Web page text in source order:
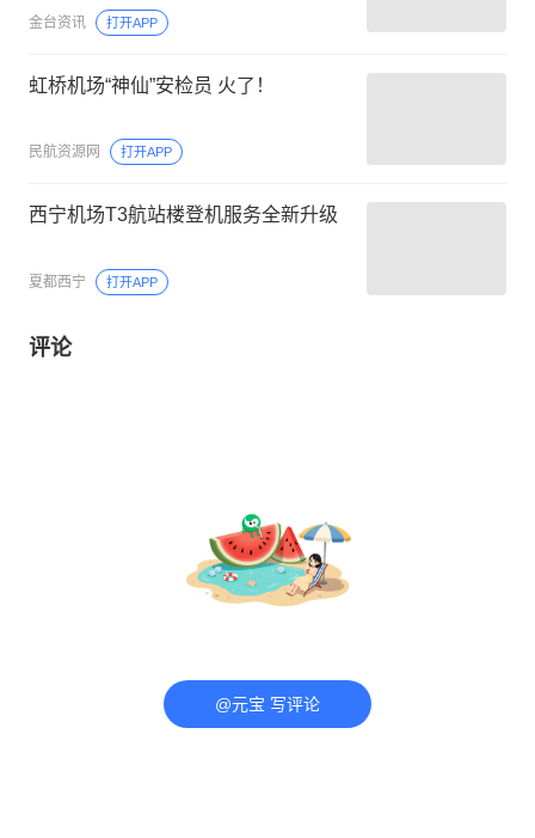
金台资讯 打开APP
虹桥机场“神仙”安检员 火了！
民航资源网 打开APP
西宁机场T3航站楼登机服务全新升级
夏都西宁 打开APP
评论
@元宝 写评论